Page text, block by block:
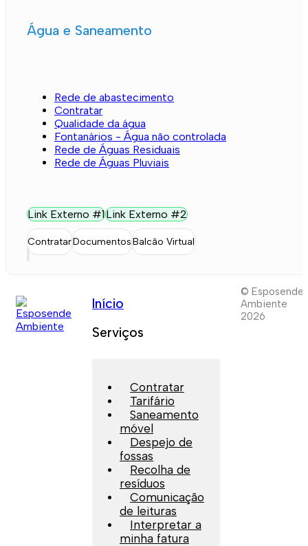
Água e Saneamento
Rede de abastecimento
Contratar
Qualidade da água
Fontanários - Água não controlada
Rede de Águas Residuais
Rede de Águas Pluviais
Link Externo #1Link Externo #2
ContratarDocumentosBalcão Virtual
Início
Serviços
Contratar
Tarifário
Saneamento
móvel
Despejo de
fossas
Recolha de
resíduos
Comunicação
de leituras
Interpretar a
minha fatura
© Esposende
Ambiente
2026